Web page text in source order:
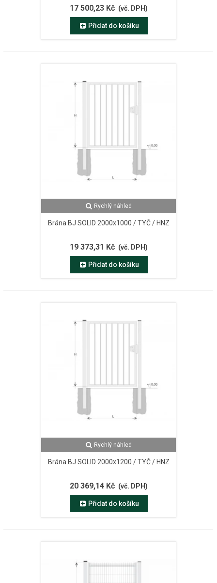
17 500,23 Kč (vč. DPH)
Přidat do košíku
Rychlý náhled
Brána BJ SOLID 2000x1000 / TYČ / HNZ
19 373,31 Kč (vč. DPH)
Přidat do košíku
Rychlý náhled
Brána BJ SOLID 2000x1200 / TYČ / HNZ
20 369,14 Kč (vč. DPH)
Přidat do košíku